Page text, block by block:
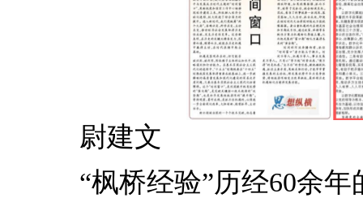
尉建文
“枫桥经验”历经60余